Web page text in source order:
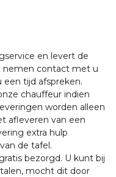
en levert de
nemen contact met u
tijd afspreken.
chauffeur indien
worden alleen
afleveren van een
extra hulp
de tafel.
bezorgd. U kunt bij
mocht dit door